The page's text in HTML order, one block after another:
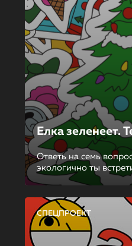
Елка зеленеет.
Ответь на семь
экологично ты
СПЕЦПРОЕКТ